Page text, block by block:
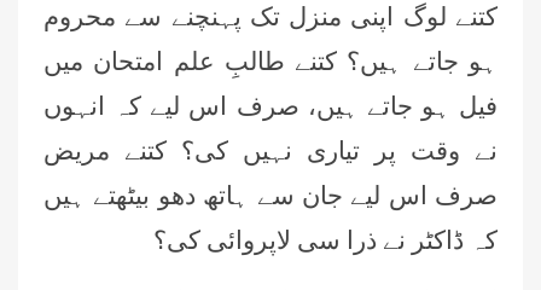
کتنے لوگ اپنی منزل تک پہنچنے سے محروم
ہو جاتے ہیں؟ کتنے طالبِ علم امتحان میں
فیل ہو جاتے ہیں، صرف اس لیے کہ انہوں
نے وقت پر تیاری نہیں کی؟ کتنے مریض
صرف اس لیے جان سے ہاتھ دھو بیٹھتے ہیں
کہ ڈاکٹر نے ذرا سی لاپروائی کی؟